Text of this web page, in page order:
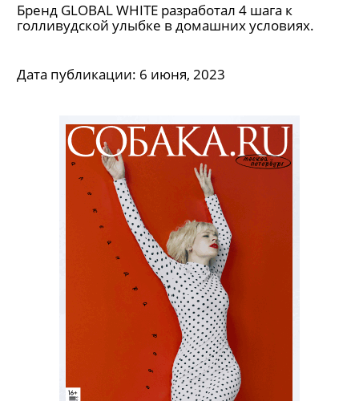
Бренд GLOBAL WHITE разработал 4 шага к
голливудской улыбке в домашних условиях.
Дата публикации: 6 июня, 2023